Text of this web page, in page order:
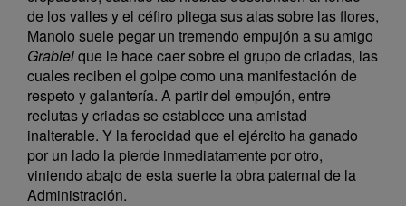
de los valles y el céfiro pliega sus alas sobre las flores,
Manolo suele pegar un tremendo empujón a su amigo
Grabielque le hace caer sobre el grupo de criadas, las
cuales reciben el golpe como una manifestación de
respeto y galantería. A partir del empujón, entre
reclutas y criadas se establece una amistad
inalterable. Y la ferocidad que el ejército ha ganado
por un lado la pierde inmediatamente por otro,
viniendo abajo de esta suerte la obra paternal de la
Administración.